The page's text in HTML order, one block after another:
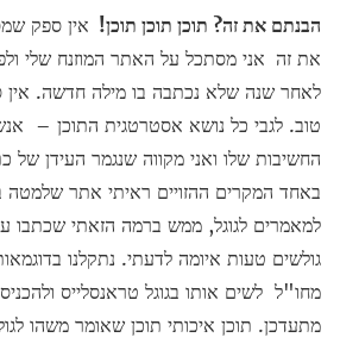
הבנתם את זה? תוכן תוכן תוכן! אין ספק
את זה אני מסתכל על האתר המוזנח שלי
לאחר שנה שלא נכתבה בו מילה חדשה.
טוב. לגבי כל נושא אסטרטגית התוכן –
החשיבות שלו ואני מקווה שנגמר העידן של
באחד המקרים ההזויים ראיתי אתר שלמטה
למאמרים לגוגל, ממש ברמה הזאתי שכתבו
גולשים טעות איומה לדעתי. נתקלנו
מחו"ל לשים אותו בגוגל טראנסלייס
מתעדכן. תוכן איכותי תוכן שאומר משהו